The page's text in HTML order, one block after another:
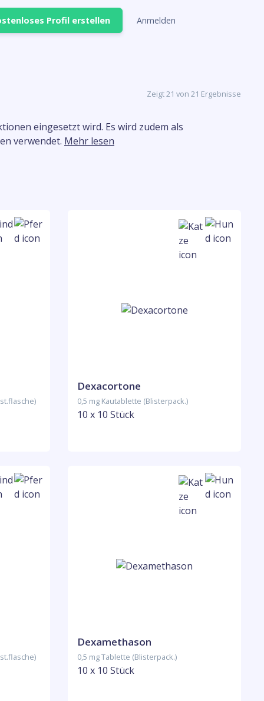
Profil erstellen Anmelden
Zeigt 21 von 21 Ergebnisse
eingesetzt wird. Es wird zudem als
verwendet. Mehr lesen
Dexacortone
0,5 mg Kautablette (Blisterpack.)
10 x 10 Stück
Dexamethason
0,5 mg Tablette (Blisterpack.)
10 x 10 Stück